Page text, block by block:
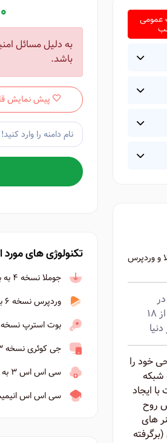
عمومی
بیش از ۱۸
از سال ۱۳۸۰ فعالیت طراحی خود را
شبکه
ایجاد
بومی سازی کند ٬‌سبک خاص روح
های
به دلیل مسائل
باشد.
پیش نمایش
تکنولوژی های مورد
جوملا نسخه ۴ به بالا
وردپرس نسخه ۶ به بالا
بوت استرپ نسخه ۵ بالا
جی کوئری نسخه ۳ به بالا
سی اس اس ۳ به بالا
سی اس اس